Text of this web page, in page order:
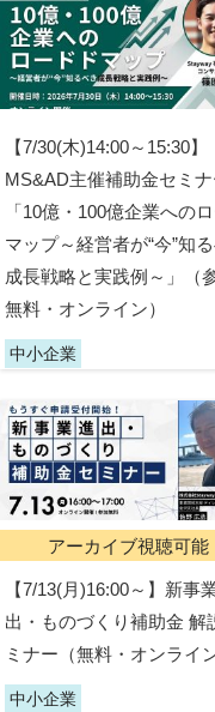
【7/30(木)14:00～15:30】
MS&AD主催補助金セミナ
「10億・100億企業への
マップ～経営者が“今”知
成長戦略と実践例～」（
無料・オンライン）
中小企業
アーカイブ視聴可能
【7/13(月)16:00～】新事
出・ものづくり補助金 解
ミナー（無料・オンライン
中小企業